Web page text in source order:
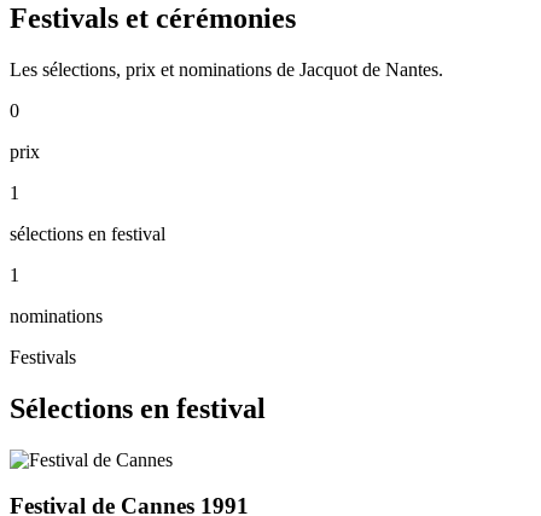
Festivals et cérémonies
Les sélections, prix et nominations de Jacquot de Nantes.
0
prix
1
sélections en festival
1
nominations
Festivals
Sélections en festival
Festival de Cannes 1991